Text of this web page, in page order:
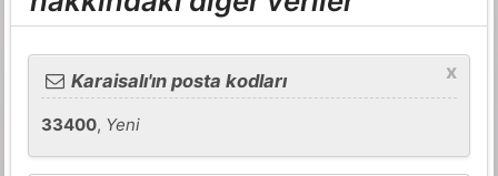
x
Karaisalı'ın posta kodları
33400, Yeni